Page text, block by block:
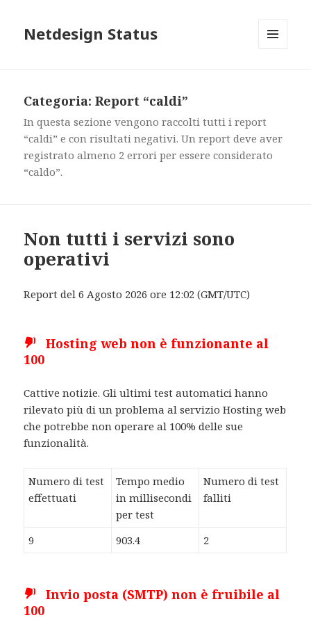
Netdesign Status
Categoria: Report “caldi”
In questa sezione vengono raccolti tutti i report
“caldi” e con risultati negativi. Un report deve aver
registrato almeno 2 errori per essere considerato
“caldo”.
Non tutti i servizi sono
operativi
Report del 6 Agosto 2026 ore 12:02 (GMT/UTC)
Hosting web non è funzionante al
100
Cattive notizie. Gli ultimi test automatici hanno
rilevato più di un problema al servizio Hosting web
che potrebbe non operare al 100% delle sue
funzionalità.
Numero di test
effettuati
Tempo medio
in millisecondi
per test
Numero di test
falliti
9 903.4 2
Invio posta (SMTP) non è fruibile al
100